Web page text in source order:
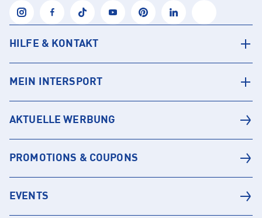
HILFE & KONTAKT
MEIN INTERSPORT
AKTUELLE WERBUNG
PROMOTIONS & COUPONS
EVENTS